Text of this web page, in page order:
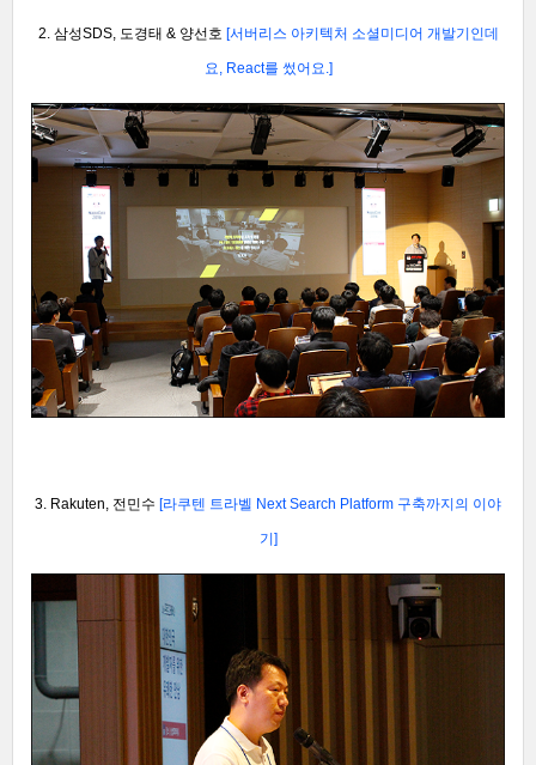
2. 삼성SDS, 도경태 & 양선호 [서버리스 아키텍처 소셜미디어 개발기인데
요, React를 썼어요.]
3. Rakuten, 전민수 [라쿠텐 트라벨 Next Search Platform 구축까지의 이야
기]